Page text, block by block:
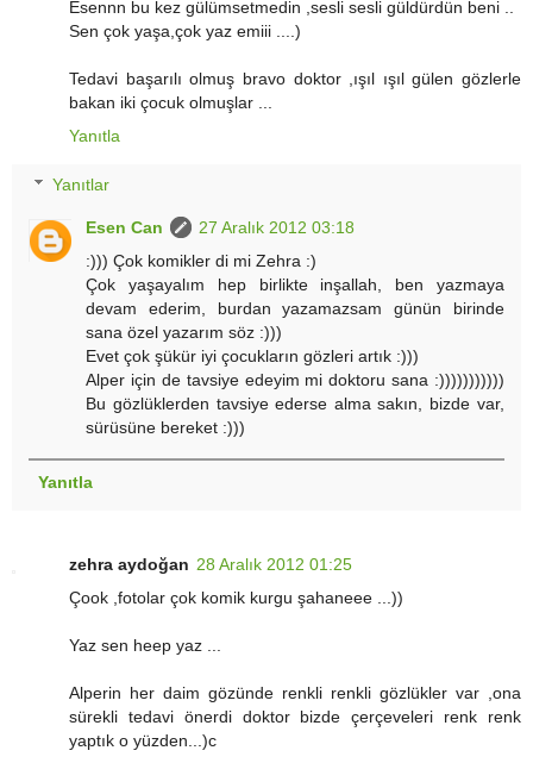
Esennn bu kez gülümsetmedin ,sesli sesli güldürdün beni ..
Sen çok yaşa,çok yaz emiii ....)
Tedavi başarılı olmuş bravo doktor ,ışıl ışıl gülen gözlerle
bakan iki çocuk olmuşlar ...
Yanıtla
Yanıtlar
Esen Can
27 Aralık 2012 03:18
:))) Çok komikler di mi Zehra :)
Çok yaşayalım hep birlikte inşallah, ben yazmaya
devam ederim, burdan yazamazsam günün birinde
sana özel yazarım söz :)))
Evet çok şükür iyi çocukların gözleri artık :)))
Alper için de tavsiye edeyim mi doktoru sana :)))))))))))
Bu gözlüklerden tavsiye ederse alma sakın, bizde var,
sürüsüne bereket :)))
Yanıtla
zehra aydoğan 28 Aralık 2012 01:25
Çook ,fotolar çok komik kurgu şahaneee ...))
Yaz sen heep yaz ...
Alperin her daim gözünde renkli renkli gözlükler var ,ona
sürekli tedavi önerdi doktor bizde çerçeveleri renk renk
yaptık o yüzden...)c